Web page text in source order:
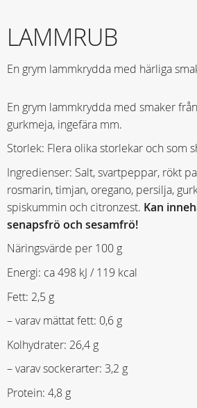
LAMMRUB
En grym lammkrydda med härliga
En grym lammkrydda med smaker
gurkmeja, ingefära mm.
Storlek: Flera olika storlekar och som
Ingredienser: Salt, svartpeppar, rökt
rosmarin, timjan, oregano, persilja,
spiskummin och citronzest. Kan
senapsfrö och sesamfrö!
Näringsvärde per 100 g
Energi: ca 498 kJ / 119 kcal
Fett: 2,5 g
– varav mättat fett: 0,6 g
Kolhydrater: 26,4 g
– varav sockerarter: 3,2 g
Protein: 4,8 g